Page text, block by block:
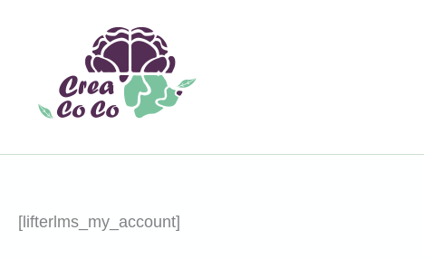
[lifterlms_my_account]